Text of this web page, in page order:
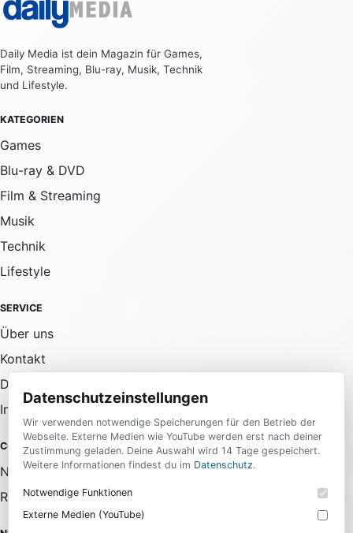
Daily Media ist dein Magazin für Games,
Film, Streaming, Blu-ray, Musik, Technik
und Lifestyle.
KATEGORIEN
Games
Blu-ray & DVD
Film & Streaming
Musik
Technik
Lifestyle
SERVICE
Über uns
Kontakt
Datenschutz
Impressum
COMMUNITY
Newsletter
RSS-Feed
Datenschutzeinstellungen
Wir verwenden notwendige Speicherungen für den Betrieb der
Webseite. Externe Medien wie YouTube werden erst nach deiner
Zustimmung geladen. Deine Auswahl wird 14 Tage gespeichert.
Weitere Informationen findest du im Datenschutz.
Notwendige Funktionen
Externe Medien (YouTube)